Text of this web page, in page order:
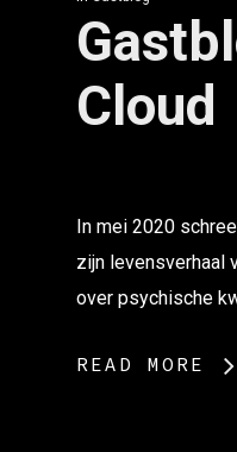
Cloud
In mei 2020
zijn levensverhaal
over psychische
READ MORE